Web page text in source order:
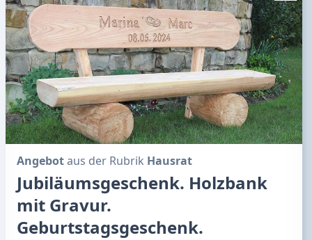
Angebotaus der Rubrik Hausrat
Jubiläumsgeschenk. Holzbank
mit Gravur.
Geburtstagsgeschenk.